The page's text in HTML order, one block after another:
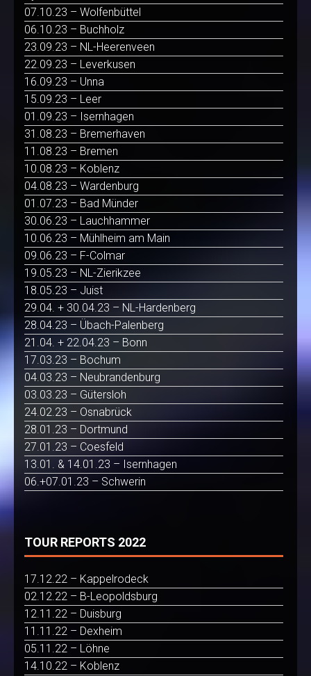
07.10.23 – Wolfenbüttel
06.10.23 – Buchholz
23.09.23 – NL-Heerenveen
22.09.23 – Leverkusen
16.09.23 – Unna
15.09.23 – Leer
01.09.23 – Isernhagen
31.08.23 – Bremerhaven
11.08.23 – Bremen
10.08.23 – Koblenz
04.08.23 – Wardenburg
01.07.23 – Bad Münder
30.06.23 – Lauchhammer
10.06.23 – Mühlheim am Main
09.06.23 – F-Colmar
19.05.23 – NL-Zierikzee
18.05.23 – Juist
29.04. + 30.04.23 – NL-Hardenberg
28.04.23 – Übach-Palenberg
21.04. + 22.04.23 – Bonn
17.03.23 – Bochum
04.03.23 – Neubrandenburg
03.03.23 – Gütersloh
24.02.23 – Osnabrück
28.01.23 – Dortmund
27.01.23 – Coesfeld
13.01. & 14.01.23 – Isernhagen
06.+07.01.23 – Schwerin
TOUR REPORTS 2022
17.12.22 – Kappelrodeck
02.12.22 – B-Leopoldsburg
12.11.22 – Duisburg
11.11.22 – Dexheim
05.11.22 – Löhne
14.10.22 – Koblenz